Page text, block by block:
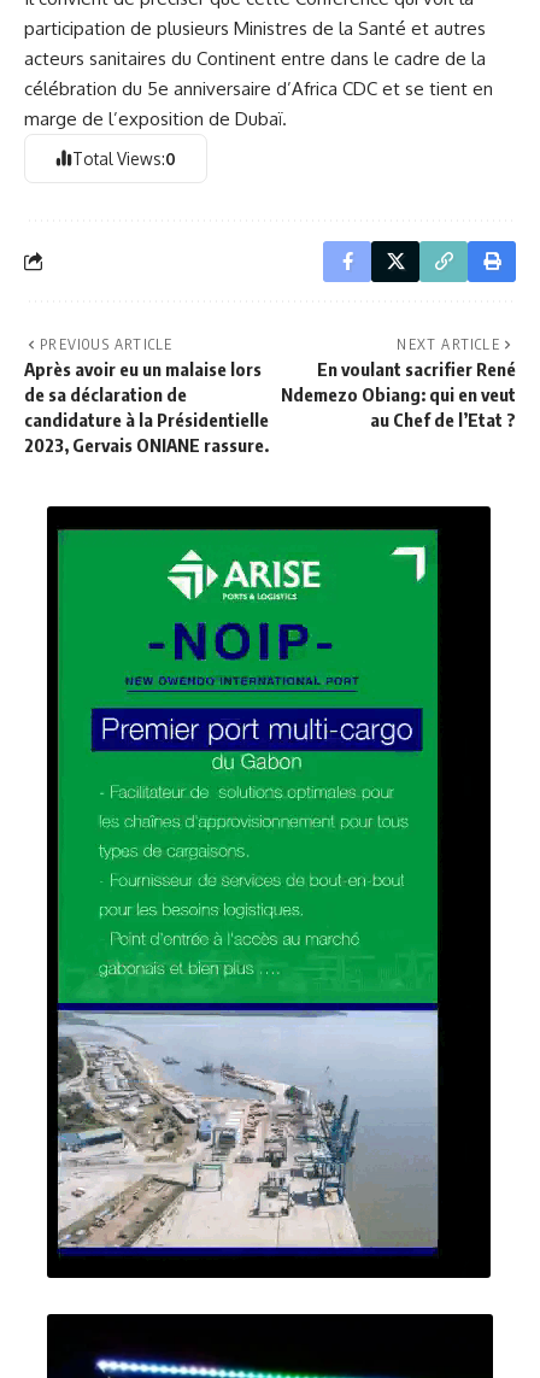
participation de plusieurs Ministres de la Santé et autres
acteurs sanitaires du Continent entre dans le cadre de la
célébration du 5e anniversaire d’Africa CDC et se tient en
marge de l’exposition de Dubaï.
Total Views:0
PREVIOUS ARTICLE
Après avoir eu un malaise lors
de sa déclaration de
candidature à la Présidentielle
2023, Gervais ONIANE rassure.
NEXT ARTICLE
En voulant sacrifier René
Ndemezo Obiang: qui en veut
au Chef de l’Etat ?